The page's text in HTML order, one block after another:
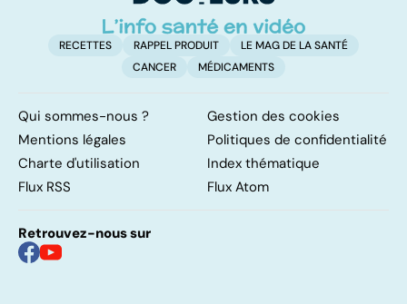
RECETTES RAPPEL PRODUIT
LE MAG DE LA SANTÉ
CANCER
MÉDICAMENTS
Qui sommes-nous ?
Gestion des cookies
Mentions légales
Politiques de confidentialité
Charte d'utilisation
Index thématique
Flux RSS
Flux Atom
Retrouvez-nous sur